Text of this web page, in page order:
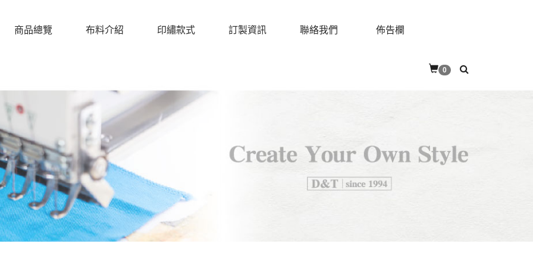
商品總覽 布料介紹 印繡款式 訂製資訊 聯絡我們 佈告欄
0